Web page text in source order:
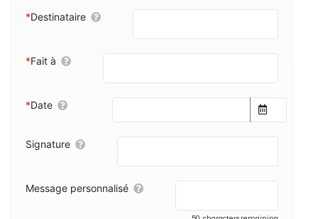
*Destinataire
*Fait à
*Date
Signature
Message personnalisé